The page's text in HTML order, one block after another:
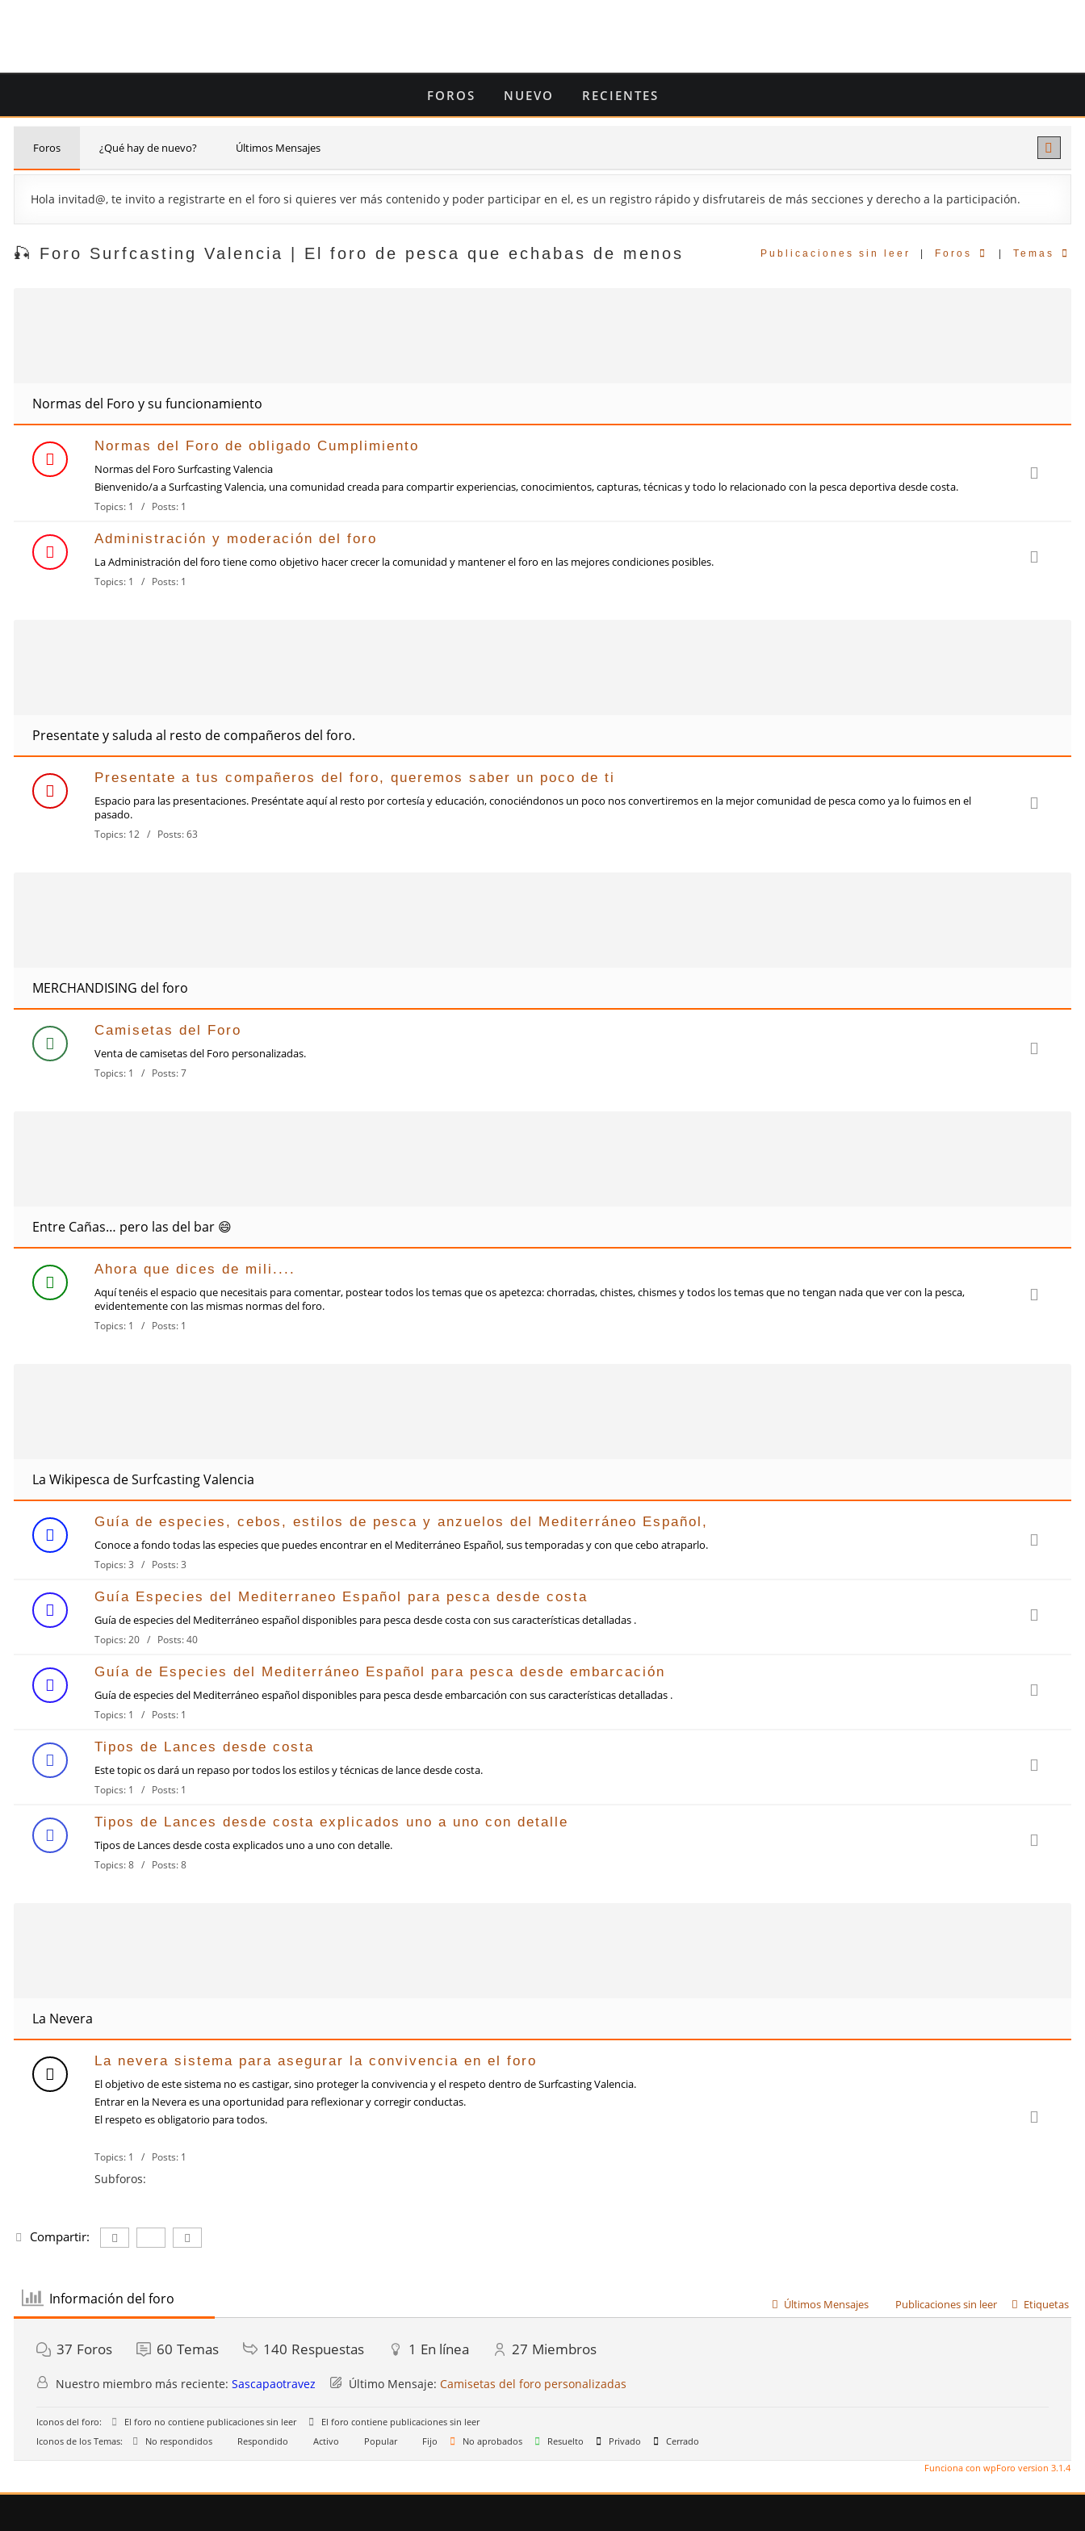
FOROS NUEVO RECIENTES
Foros ¿Qué hay de nuevo? Últimos Mensajes
Hola invitad@, te invito a registrarte en el foro si quieres ver más contenido y poder participar en el, es un registro rápido y disfrutareis de más secciones y derecho a la participación.
🎣 Foro Surfcasting Valencia | El foro de pesca que echabas de menos Publicaciones sin leer Foros Temas
Normas del Foro y su funcionamiento
Normas del Foro de obligado Cumplimiento
Normas del Foro Surfcasting Valencia
Bienvenido/a a Surfcasting Valencia, una comunidad creada para compartir experiencias, conocimientos, capturas, técnicas y todo lo relacionado con la pesca deportiva desde costa.
Topics: 1 / Posts: 1
Administración y moderación del foro
La Administración del foro tiene como objetivo hacer crecer la comunidad y mantener el foro en las mejores condiciones posibles.
Topics: 1 / Posts: 1
Presentate y saluda al resto de compañeros del foro.
Presentate a tus compañeros del foro, queremos saber un poco de ti
Espacio para las presentaciones. Preséntate aquí al resto por cortesía y educación, conociéndonos un poco nos convertiremos en la mejor comunidad de pesca como ya lo fuimos en el
pasado.
Topics: 12 / Posts: 63
MERCHANDISING del foro
Camisetas del Foro
Venta de camisetas del Foro personalizadas.
Topics: 1 / Posts: 7
Entre Cañas… pero las del bar 😄
Ahora que dices de mili....
Aquí tenéis el espacio que necesitais para comentar, postear todos los temas que os apetezca: chorradas, chistes, chismes y todos los temas que no tengan nada que ver con la pesca,
evidentemente con las mismas normas del foro.
Topics: 1 / Posts: 1
La Wikipesca de Surfcasting Valencia
Guía de especies, cebos, estilos de pesca y anzuelos del Mediterráneo Español,
Conoce a fondo todas las especies que puedes encontrar en el Mediterráneo Español, sus temporadas y con que cebo atraparlo.
Topics: 3 / Posts: 3
Guía Especies del Mediterraneo Español para pesca desde costa
Guía de especies del Mediterráneo español disponibles para pesca desde costa con sus características detalladas .
Topics: 20 / Posts: 40
Guía de Especies del Mediterráneo Español para pesca desde embarcación
Guía de especies del Mediterráneo español disponibles para pesca desde embarcación con sus características detalladas .
Topics: 1 / Posts: 1
Tipos de Lances desde costa
Este topic os dará un repaso por todos los estilos y técnicas de lance desde costa.
Topics: 1 / Posts: 1
Tipos de Lances desde costa explicados uno a uno con detalle
Tipos de Lances desde costa explicados uno a uno con detalle.
Topics: 8 / Posts: 8
La Nevera
La nevera sistema para asegurar la convivencia en el foro
El objetivo de este sistema no es castigar, sino proteger la convivencia y el respeto dentro de Surfcasting Valencia.
Entrar en la Nevera es una oportunidad para reflexionar y corregir conductas.
El respeto es obligatorio para todos.
Topics: 1 / Posts: 1
Subforos:
Compartir:
Información del foro Últimos Mensajes Publicaciones sin leer Etiquetas
37 Foros 60 Temas 140 Respuestas 1 En línea 27 Miembros
Nuestro miembro más reciente: Sascapaotravez Último Mensaje: Camisetas del foro personalizadas
Iconos del foro: El foro no contiene publicaciones sin leer
El foro contiene publicaciones sin leer
Iconos de los Temas:
No respondidos Respondido Activo Popular Fijo No aprobados Resuelto Privado Cerrado
Funciona con wpForo version 3.1.4